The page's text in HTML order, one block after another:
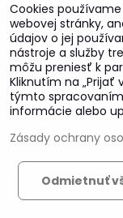
Cookies
webovej stránky,
údajov o jej
nástroje a služby
môžu preniesť k
Kliknutím na „Prijať
týmto
informácie alebo
Zásady ochrany
Odmietnuť